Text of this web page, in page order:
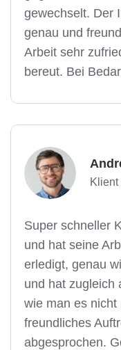
gewechselt. Der
genau und
Arbeit sehr
bereut. Bei
Klient
Super schneller
und hat seine
erledigt, genau
und hat zugleich
wie man es
freundliches
abgesprochen.